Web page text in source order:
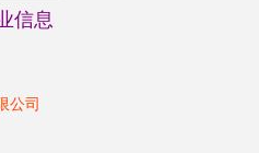
信息
公司